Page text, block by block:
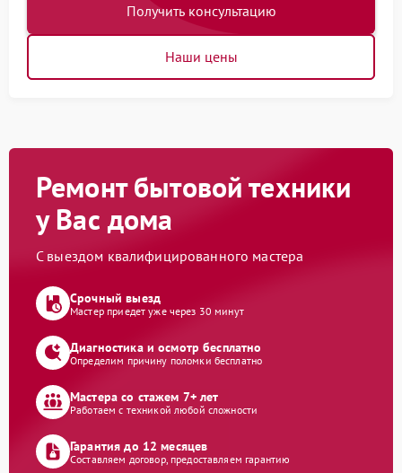
Получить консультацию
Наши цены
Ремонт бытовой техники
у Вас дома
С выездом квалифицированного мастера
Срочный выезд
Мастер приедет уже через 30 минут
Диагностика и осмотр бесплатно
Определим причину поломки бесплатно
Мастера со стажем 7+ лет
Работаем с техникой любой сложности
Гарантия до 12 месяцев
Составляем договор, предоставляем гарантию